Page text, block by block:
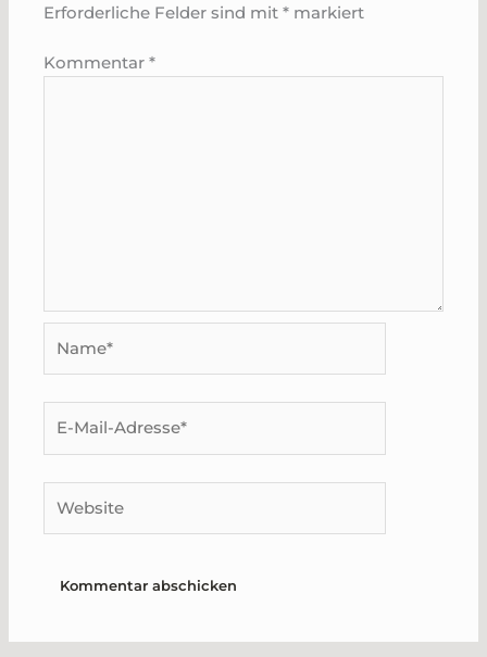
Erforderliche Felder sind mit* markiert
Kommentar*
Mail-